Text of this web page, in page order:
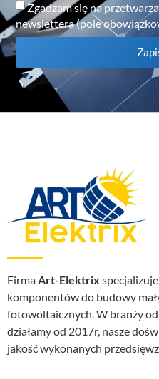
Zgadzam się na
newslettera (pole
FirmaArt-Elektrix
komponentów do budowy
fotowoltaicznych. W branży
działamy od 2017r, nasze
jakość wykonanych